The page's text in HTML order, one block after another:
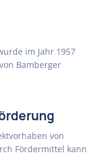
im Jahr 1957
Bamberger
von
Fördermittel kann